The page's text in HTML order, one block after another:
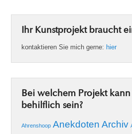
Ihr Kunstprojekt braucht
kontaktieren Sie mich gerne: hier
Bei welchem Projekt
behilflich sein?
Ahrenshoop Anekdoten Archiv